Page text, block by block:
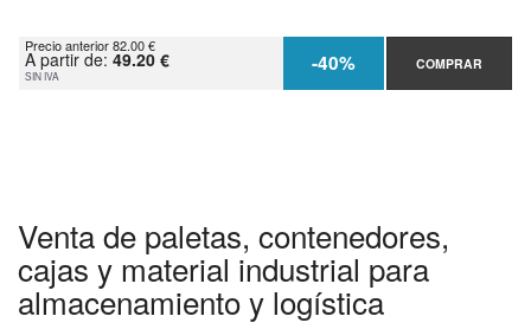
Precio anterior 82.00 €
A partir de: 49.20 €
SIN IVA -40% COMPRAR
Venta de paletas, contenedores,
cajas y material industrial para
almacenamiento y logística